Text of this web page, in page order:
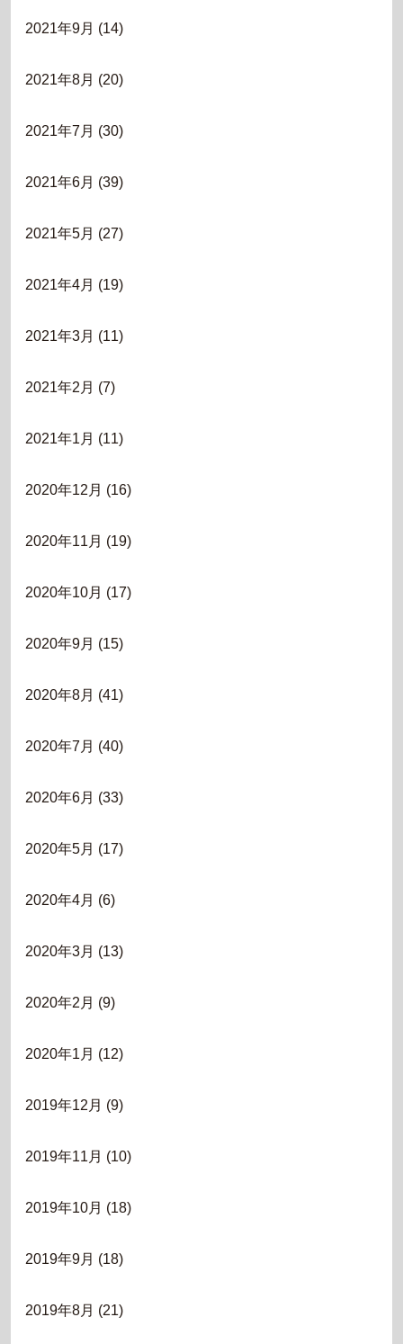
2021年9月 (14)
2021年8月 (20)
2021年7月 (30)
2021年6月 (39)
2021年5月 (27)
2021年4月 (19)
2021年3月 (11)
2021年2月 (7)
2021年1月 (11)
2020年12月 (16)
2020年11月 (19)
2020年10月 (17)
2020年9月 (15)
2020年8月 (41)
2020年7月 (40)
2020年6月 (33)
2020年5月 (17)
2020年4月 (6)
2020年3月 (13)
2020年2月 (9)
2020年1月 (12)
2019年12月 (9)
2019年11月 (10)
2019年10月 (18)
2019年9月 (18)
2019年8月 (21)